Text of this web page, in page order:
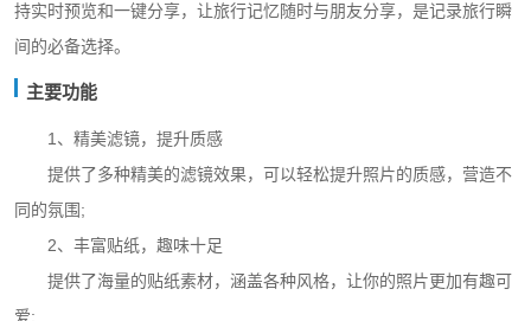
持实时预览和一键分享，让旅行记忆随时与朋友分享，是记录旅行瞬
间的必备选择。
主要功能
1、精美滤镜，提升质感
提供了多种精美的滤镜效果，可以轻松提升照片的质感，营造不
同的氛围;
2、丰富贴纸，趣味十足
提供了海量的贴纸素材，涵盖各种风格，让你的照片更加有趣可
爱;